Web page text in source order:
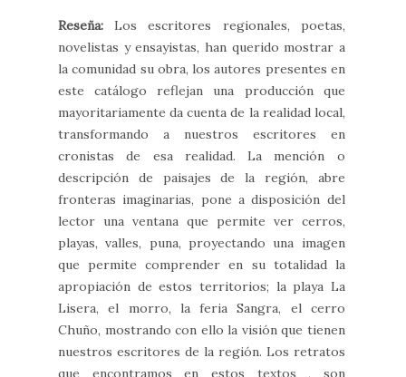
Reseña: Los escritores regionales, poetas,
novelistas y ensayistas, han querido mostrar a
la comunidad su obra, los autores presentes en
este catálogo reflejan una producción que
mayoritariamente da cuenta de la realidad local,
transformando a nuestros escritores en
cronistas de esa realidad. La mención o
descripción de paisajes de la región, abre
fronteras imaginarias, pone a disposición del
lector una ventana que permite ver cerros,
playas, valles, puna, proyectando una imagen
que permite comprender en su totalidad la
apropiación de estos territorios; la playa La
Lisera, el morro, la feria Sangra, el cerro
Chuño, mostrando con ello la visión que tienen
nuestros escritores de la región. Los retratos
que encontramos en estos textos , son